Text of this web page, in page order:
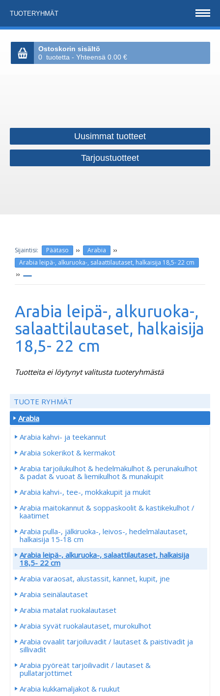
TUOTERYHMÄT
Ostoskorin sisältö
0 tuotetta - Yhteensä 0.00 €
Uusimmat tuotteet
Tarjoustuotteet
Päätaso ›› Arabia ››
Arabia leipä-, alkuruoka-, salaattilautaset, halkaisija 18,5- 22 cm
››
Arabia leipä-, alkuruoka-,
salaattilautaset, halkaisija
18,5- 22 cm
Tuotteita ei löytynyt valitusta tuoteryhmästä
TUOTE RYHMÄT
Arabia
Arabia kahvi- ja teekannut
Arabia sokerikot & kermakot
Arabia tarjoilukulhot & hedelmäkulhot & perunakulhot
& padat & vuoat & liemikulhot & munakupit
Arabia kahvi-, tee-, mokkakupit ja mukit
Arabia maitokannut & soppaskoolit & kastikekulhot /
kaatimet
Arabia pulla-, jälkiruoka-, leivos-, hedelmälautaset,
halkaisija 15-18 cm
Arabia leipä-, alkuruoka-, salaattilautaset, halkaisija
18,5- 22 cm
Arabia varaosat, alustassit, kannet, kupit, jne
Arabia seinälautaset
Arabia matalat ruokalautaset
Arabia syvät ruokalautaset, murokulhot
Arabia ovaalit tarjoiluvadit / lautaset & paistivadit ja
sillivadit
Arabia pyöreät tarjoilivadit / lautaset &
pullatarjottimet
Arabia kukkamaljakot & ruukut